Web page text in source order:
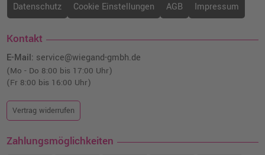
Datenschutz
Cookie Einstellungen AGB Impressum
Kontakt
E-Mail: service@wiegand-gmbh.de
(Mo - Do 8:00 bis 17:00 Uhr)
(Fr 8:00 bis 16:00 Uhr)
Vertrag widerrufen
Zahlungsmöglichkeiten